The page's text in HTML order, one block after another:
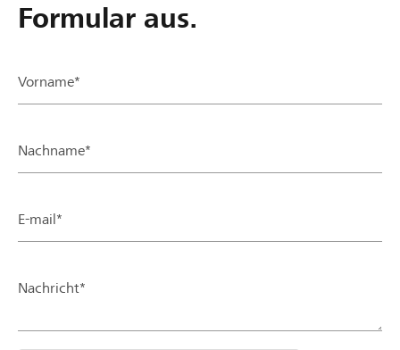
Formular aus.
Vorname*
Nachname*
E-mail*
Nachricht*